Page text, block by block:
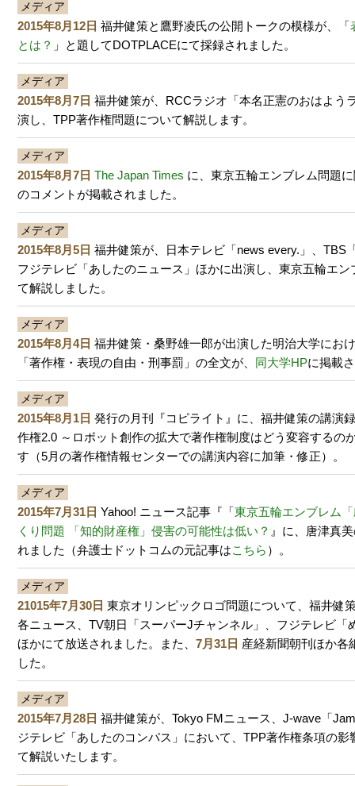
メディア
2015年8月12日 福井健策と鷹野凌氏の公開トークの模様が、「
とは？ 」と題してDOTPLACEにて採録されました。
メディア
2015年8月7日 福井健策が、RCCラジオ「本名正憲のおはよう
演し、TPP著作権問題について解説します。
メディア
2015年8月7日 The Japan Times に、東京五輪エンブレム問題
のコメントが掲載されました。
メディア
2015年8月5日 福井健策が、日本テレビ「news every.」、TBS
フジテレビ「あしたのニュース」ほかに出演し、東京五輪エン
て解説しました。
メディア
2015年8月4日 福井健策・桑野雄一郎が出演した明治大学にお
「著作権・表現の自由・刑事罰」の全文が、 同大学HPに掲載
メディア
2015年8月1日 発行の月刊『コピライト』に、福井健策の講演
作権2.0 ～ロボット創作の拡大で著作権制度はどう変容するの
す（5月の著作権情報センターでの講演内容に加筆・修正）。
メディア
2015年7月31日 Yahoo! ニュース記事『「東京五輪エンブレム
くり問題 「知的財産権」侵害の可能性は低い？ 』に、唐津真
れました（弁護士ドットコムの元記事はこちら ）。
メディア
21015年7月30日 東京オリンピックロゴ問題について、福井健
各ニュース、TV朝日「スーパーJチャンネル」、フジテレビ「
ほかにて放送されました。また、7月31日 産経新聞朝刊ほか各
した。
メディア
2015年7月28日 福井健策が、Tokyo FMニュース、J-wave「
ジテレビ「あしたのコンパス」において、TPP著作権条項の影
て解説いたします。